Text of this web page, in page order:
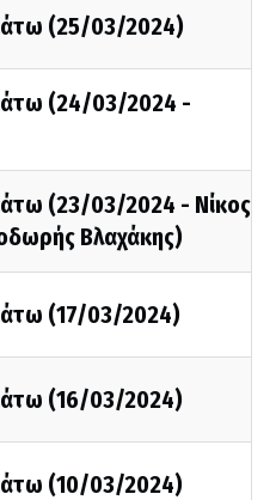
(25/03/2024)
(24/03/2024 -
(23/03/2024 - Νίκος
Βλαχάκης)
(17/03/2024)
(16/03/2024)
(10/03/2024)